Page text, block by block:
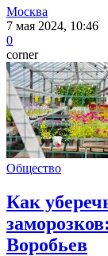
Москва
7 мая 2024, 10:46
0
corner
Общество
Как
Воробьев